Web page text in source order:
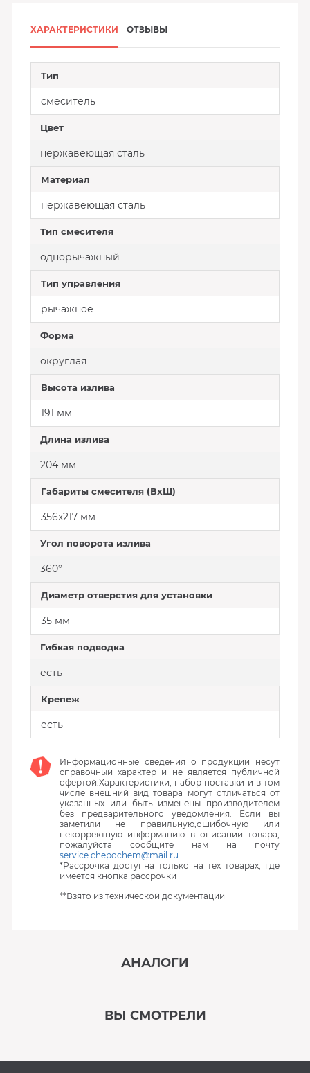
ХАРАКТЕРИСТИКИ ОТЗЫВЫ
Тип
смеситель
Цвет
нержавеющая сталь
Материал
нержавеющая сталь
Тип смесителя
однорычажный
Тип управления
рычажное
Форма
округлая
Высота излива
191 мм
Длина излива
204 мм
Габариты смесителя (ВхШ)
356х217 мм
Угол поворота излива
360°
Диаметр отверстия для установки
35 мм
Гибкая подводка
есть
Крепеж
есть
Информационные сведения о продукции несут
справочный характер и не является публичной
офертой.Характеристики, набор поставки и в том
числе внешний вид товара могут отличаться от
указанных или быть изменены производителем
без предварительного уведомления. Если вы
заметили не правильную,ошибочную или
некорректную информацию в описании товара,
пожалуйста сообщите нам на почту
service.chepochem@mail.ru
*Рассрочка доступна только на тех товарах, где
имеется кнопка рассрочки
**Взято из технической документации
АНАЛОГИ
ВЫ СМОТРЕЛИ